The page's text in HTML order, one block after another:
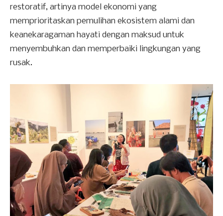
restoratif, artinya model ekonomi yang
memprioritaskan pemulihan ekosistem alami dan
keanekaragaman hayati dengan maksud untuk
menyembuhkan dan memperbaiki lingkungan yang
rusak.